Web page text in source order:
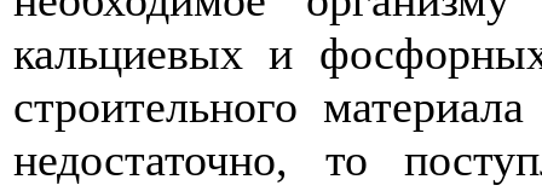
кальциевых и
строительного
недостаточно, то